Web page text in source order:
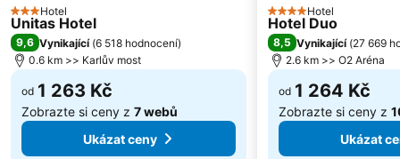
Náměstí Republiky
Výstaviště Letňany - PVA EXPO
Zámek Loučeň
Libuš
Čakovice
Centrum Černý Most
3 Počet hvězdiček
Hotel
Unitas Hotel
9,6 Vynikající (6 518 hodnocení)
0.6 km >> Karlův most
od 1 263 Kč
Zobrazte si ceny z 7 webů
Ukázat ceny
4 Počet hvězdiček
Hotel
Hotel Duo
8,5 Vynikající (27 669
2.6 km >> O2 Aréna
od 1 264 Kč
Zobrazte si ceny z
Ukázat